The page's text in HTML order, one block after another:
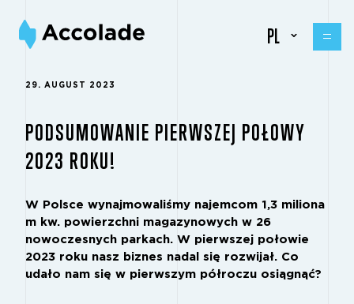
PL
29. AUGUST 2023
PODSUMOWANIE PIERWSZEJ POŁOWY
2023 ROKU!
W Polsce wynajmowaliśmy najemcom 1,3 miliona
m kw. powierzchni magazynowych w 26
nowoczesnych parkach. W pierwszej połowie
2023 roku nasz biznes nadal się rozwijał. Co
udało nam się w pierwszym półroczu osiągnąć?